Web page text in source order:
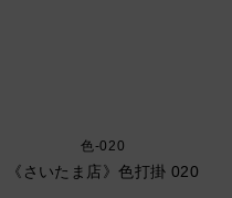
色-020
《さいたま店》色打掛 020